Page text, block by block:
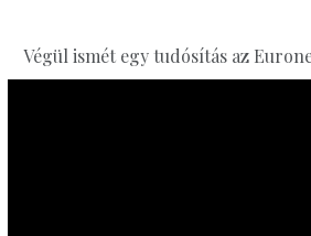
Végül ismét egy tudósítás az